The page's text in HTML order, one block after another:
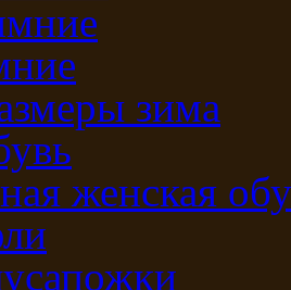
зима
женская